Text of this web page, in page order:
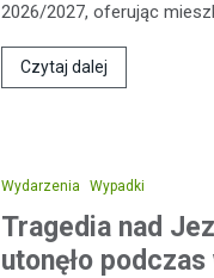
2026/2027, oferując
Czytaj dalej
Wydarzenia Wypadki
Tragedia nad
utonęło